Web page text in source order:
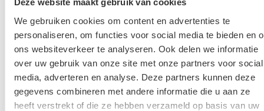
Deze website maakt gebruik van cookies
We gebruiken cookies om content en advertenties te
personaliseren, om functies voor social media te bieden en
ons websiteverkeer te analyseren. Ook delen we informatie
over uw gebruik van onze site met onze partners voor social
media, adverteren en analyse. Deze partners kunnen deze
gegevens combineren met andere informatie die u aan ze
heeft verstrekt of die ze hebben verzameld op basis van uw
M. Leeman VOF
Esdoornlaan 80
4921DV Made
0beoordelingen
Op +- 19 km afstand